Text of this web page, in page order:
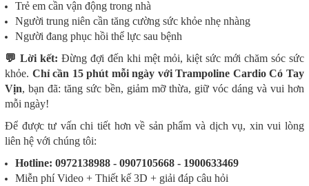
Trẻ em cần vận động trong nhà
Người trung niên cần tăng cường sức khỏe nhẹ nhàng
Người đang phục hồi thể lực sau bệnh
💬 Lời kết: Đừng đợi đến khi mệt mỏi, kiệt sức mới chăm sóc sức
khỏe. Chỉ cần 15 phút mỗi ngày với Trampoline Cardio Có Tay
Vịn, bạn đã: tăng sức bền, giảm mỡ thừa, giữ vóc dáng và vui hơn
mỗi ngày!
Để được tư vấn chi tiết hơn về sản phẩm và dịch vụ, xin vui lòng
liên hệ với chúng tôi:
Hotline: 0972138988 - 0907105668 - 1900633469
Miễn phí Video + Thiết kế 3D + giải đáp câu hỏi